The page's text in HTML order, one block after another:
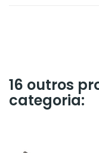
16 outros
categoria: